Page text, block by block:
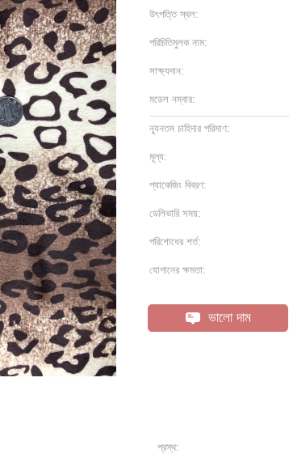
উৎপত্তি স্থল:
পরিচিতিমুলক নাম:
সাক্ষ্যদান:
মডেল নম্বার:
ন্যূনতম চাহিদার পরিমাণ:
মূল্য:
প্যাকেজিং বিবরণ:
ডেলিভারি সময়:
পরিশোধের শর্ত:
যোগানের ক্ষমতা:
ভালো দাম
প্রস্থ: